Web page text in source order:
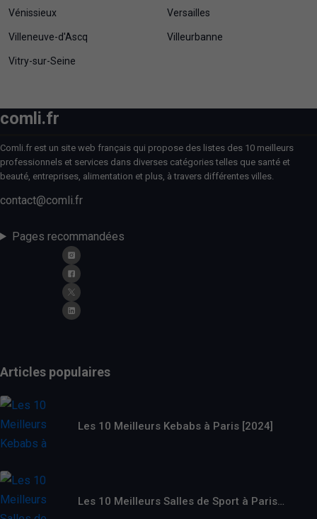
Vénissieux Versailles
Villeneuve-d'Ascq Villeurbanne
Vitry-sur-Seine
comli.fr
Comli.fr est un site web français qui propose des listes des 10 meilleurs
professionnels et services dans diverses catégories telles que santé et
beauté, entreprises, alimentation et plus, à travers différentes villes.
contact@comli.fr
Pages recommandées
Articles populaires
Les 10 Meilleurs Kebabs à Paris [2024]
Les 10 Meilleurs Salles de Sport à Paris…